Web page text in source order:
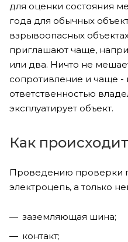
для оценки состояния
года для обычных
взрывоопасных
приглашают чаще,
или два. Ничто не
сопротивление и чаще -
ответственностью
эксплуатирует объект.
Как
Проведению проверки
электроцепь, а только
заземляющая шина;
контакт;